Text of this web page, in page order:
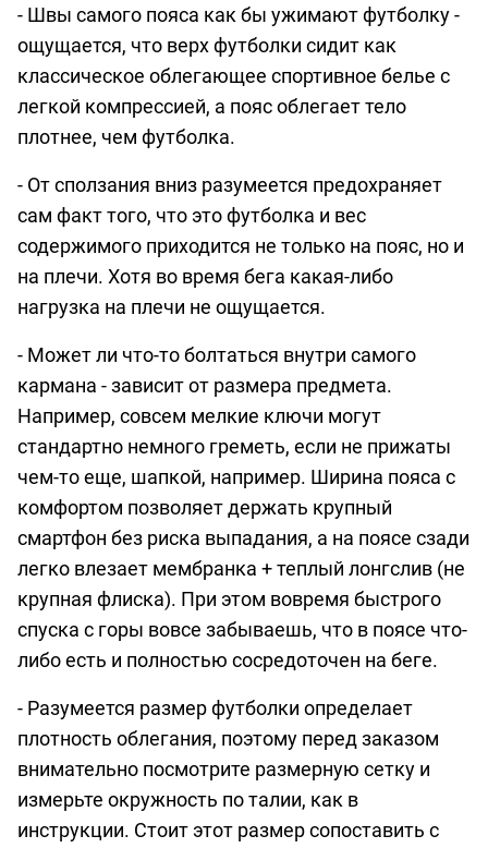
- Швы самого пояса как бы ужимают футболку -
ощущается, что верх футболки сидит как
классическое облегающее спортивное белье с
легкой компрессией, а пояс облегает тело
плотнее, чем футболка.
- От сползания вниз разумеется предохраняет
сам факт того, что это футболка и вес
содержимого приходится не только на пояс, но и
на плечи. Хотя во время бега какая-либо
нагрузка на плечи не ощущается.
- Может ли что-то болтаться внутри самого
кармана - зависит от размера предмета.
Например, совсем мелкие ключи могут
стандартно немного греметь, если не прижаты
чем-то еще, шапкой, например. Ширина пояса с
комфортом позволяет держать крупный
смартфон без риска выпадания, а на поясе сзади
легко влезает мембранка + теплый лонгслив (не
крупная флиска). При этом вовремя быстрого
спуска с горы вовсе забываешь, что в поясе что-
либо есть и полностью сосредоточен на беге.
- Разумеется размер футболки определает
плотность облегания, поэтому перед заказом
внимательно посмотрите размерную сетку и
измерьте окружность по талии, как в
инструкции. Стоит этот размер сопоставить с